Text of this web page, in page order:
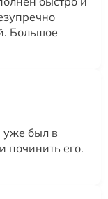
Большое
уже был в
починить его.